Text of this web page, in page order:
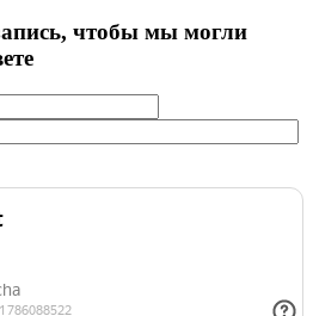
чтобы мы могли